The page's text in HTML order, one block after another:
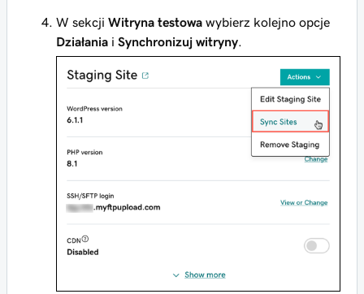
W sekcji Witryna testowa wybierz kolejno opcje
Działania i Synchronizuj witryny.